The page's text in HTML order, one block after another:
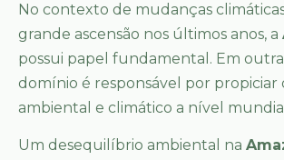
No contexto de mudanças
grande ascensão nos últimos anos, a
possui papel fundamental. Em
domínio é responsável por propiciar
ambiental e climático a nível
Um desequilíbrio ambiental na